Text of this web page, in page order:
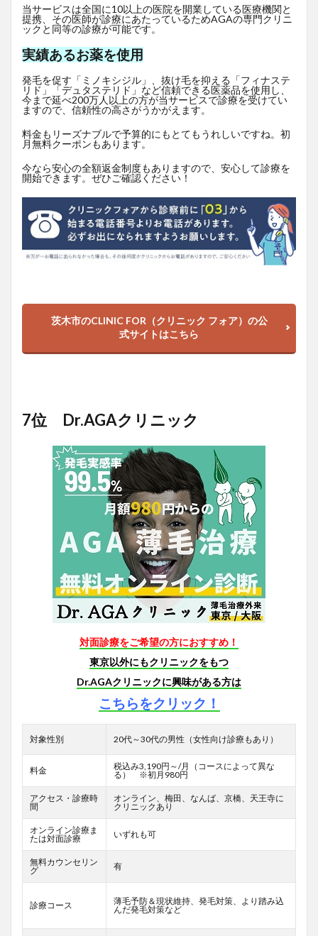
当サービスは全国に10以上の医院を開業している医療機関と
提携、その医師が診療にあたっているためAGAの専門クリニ
ックと同等の診療が可能です。
実績あるお薬を使用
発毛を促す「ミノキシジル」、抜け毛を抑える「フィナステ
リド」「デュタステリド」など信頼できる医薬品を使用し、
今まで延べ200万人以上の方が当サービスで診療を受けてい
ますので、信頼性の高さがうかがえます。
料金もリーズナブルで予算的にもとてもうれしいですね。初
月無料クーポンもあります。
今なら安心の全額返金制度もありますので、安心して診療を
開始できます。ぜひご確認ください！
茨木市のCLINIC FOR（クリニック フォア）の公
式サイトはこちら
7位 Dr.AGAクリニック
対面診療をご希望の方におすすめ！
東京以外にもクリニックをもつ
Dr.AGAクリニックに興味がある方は
こちらをクリック！
対象性別 20代～30代の男性（女性向け診療もあり）
料金
税込み3,190円～/月（コースによって異な
る） ※初月980円
アクセス・診療時
間
オンライン、梅田、なんば、京橋、天王寺に
クリニックあり
オンライン診療ま
たは対面診療
いずれも可
無料カウンセリン
グ
有
診療コース
薄毛予防＆現状維持、発毛対策、より踏み込
んだ発毛対策など